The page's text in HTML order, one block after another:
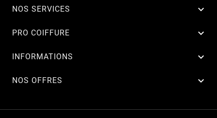
NOS SERVICES 
PRO COIFFURE 
INFORMATIONS 
NOS OFFRES 